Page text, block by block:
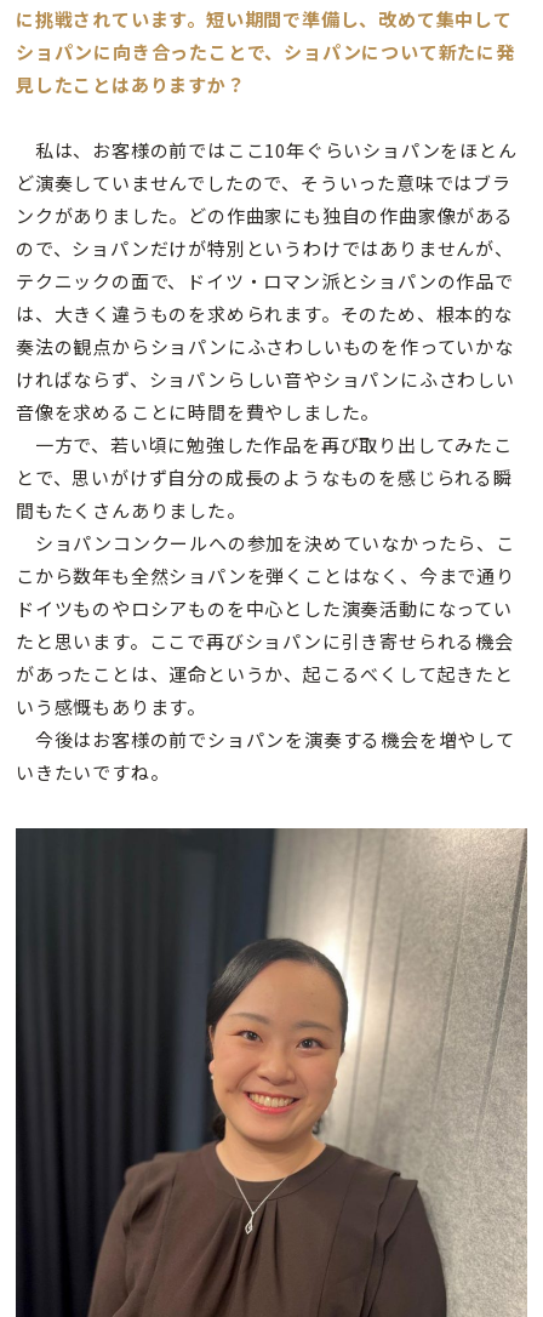
に挑戦されています。短い期間で準備し、改めて集中して
ショパンに向き合ったことで、ショパンについて新たに発
見したことはありますか？
私は、お客様の前ではここ10年ぐらいショパンをほとん
ど演奏していませんでしたので、そういった意味ではブラ
ンクがありました。どの作曲家にも独自の作曲家像がある
ので、ショパンだけが特別というわけではありませんが、
テクニックの面で、ドイツ・ロマン派とショパンの作品で
は、大きく違うものを求められます。そのため、根本的な
奏法の観点からショパンにふさわしいものを作っていかな
ければならず、ショパンらしい音やショパンにふさわしい
音像を求めることに時間を費やしました。
一方で、若い頃に勉強した作品を再び取り出してみたこ
とで、思いがけず自分の成長のようなものを感じられる瞬
間もたくさんありました。
ショパンコンクールへの参加を決めていなかったら、こ
こから数年も全然ショパンを弾くことはなく、今まで通り
ドイツものやロシアものを中心とした演奏活動になってい
たと思います。ここで再びショパンに引き寄せられる機会
があったことは、運命というか、起こるべくして起きたと
いう感慨もあります。
今後はお客様の前でショパンを演奏する機会を増やして
いきたいですね。